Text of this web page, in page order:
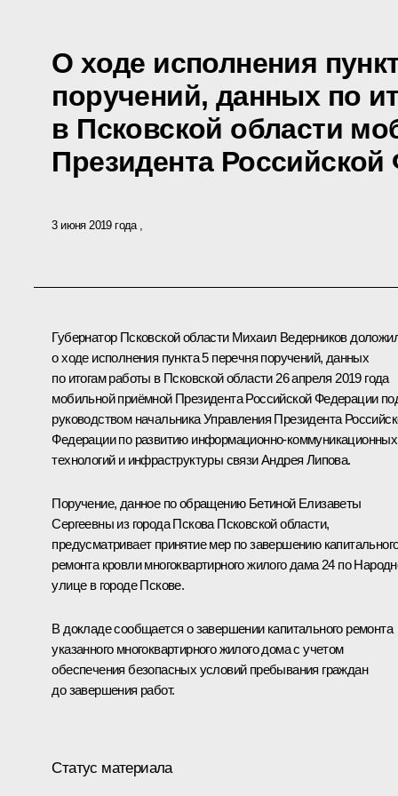
О ходе исполнения
поручений, данных по
в Псковской области
Президента
3 июня 2019 года
Губернатор Псковской области Михаил Ведерников
о ходе исполнения пункта 5 перечня поручений, данных
по итогам работы в Псковской области 26 апреля 2019 года
мобильной приёмной Президента Российской Федерации
руководством начальника Управления Президента
Федерации по развитию информационно-коммуникационных
технологий и инфраструктуры связи Андрея Липова.
Поручение, данное по обращению Бетиной Елизаветы
Сергеевны из города Пскова Псковской области,
предусматривает принятие мер по завершению
ремонта кровли многоквартирного жилого дама 24 по
улице в городе Пскове.
В докладе сообщается о завершении капитального ремонта
указанного многоквартирного жилого дома с учетом
обеспечения безопасных условий пребывания граждан
до завершения работ.
Статус материала